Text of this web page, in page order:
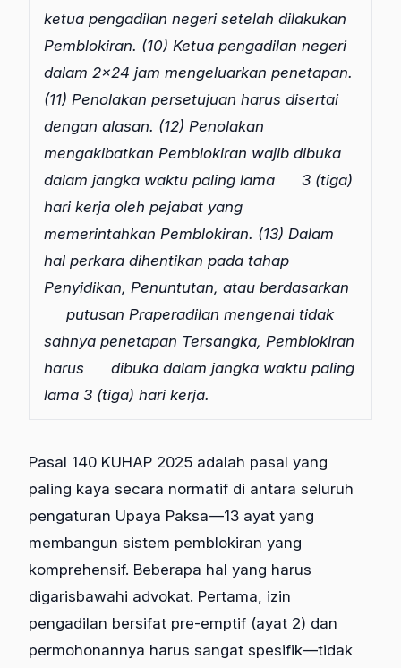
ketua pengadilan negeri setelah dilakukan
Pemblokiran. (10) Ketua pengadilan negeri
dalam 2×24 jam mengeluarkan penetapan.
(11) Penolakan persetujuan harus disertai
dengan alasan. (12) Penolakan
mengakibatkan Pemblokiran wajib dibuka
dalam jangka waktu paling lama
3 (tiga)
hari kerja oleh pejabat yang
memerintahkan Pemblokiran. (13) Dalam
hal perkara dihentikan pada tahap
Penyidikan, Penuntutan, atau berdasarkan
putusan Praperadilan mengenai tidak
sahnya penetapan Tersangka, Pemblokiran
harus
dibuka dalam jangka waktu paling
lama 3 (tiga) hari kerja.
Pasal 140 KUHAP 2025 adalah pasal yang
paling kaya secara normatif di antara seluruh
pengaturan Upaya Paksa—13 ayat yang
membangun sistem pemblokiran yang
komprehensif. Beberapa hal yang harus
digarisbawahi advokat. Pertama, izin
pengadilan bersifat pre-emptif (ayat 2) dan
permohonannya harus sangat spesifik—tidak